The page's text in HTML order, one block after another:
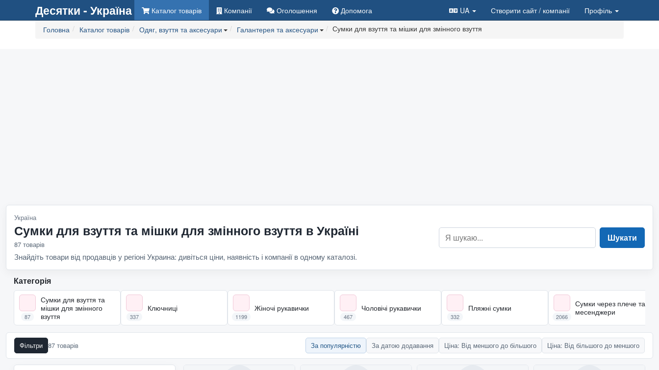
Десятки - Україна Каталог товарів Компанії Оголошення Допомога UA Створити сайт/ компанії
Профіль
Головна
Каталог товарів Одяг, взуття та аксесуари Галантерея та аксесуари Сумки для взуття та мішки для змінного взуття
Україна
Сумки для взуття та мішки для змінного взуття в Україні
87 товарів
Знайдіть товари від продавців у регіоні Украина: дивіться ціни, наявність і компанії в одному каталозі.
Шукати
Категорія
Сумки для взуття та
мішки для змінного
взуття
87
Ключниці
337
Жіночі рукавички
1199
Чоловічі рукавички
467
Пляжні сумки
332
Сумки через плече та
месенджери
2066
Фільтри 87 товарів За популярністю За датою додавання Ціна: Від меншого до більшого Ціна: Від більшого до меншого